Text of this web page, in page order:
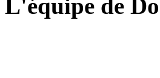
L'équipe de